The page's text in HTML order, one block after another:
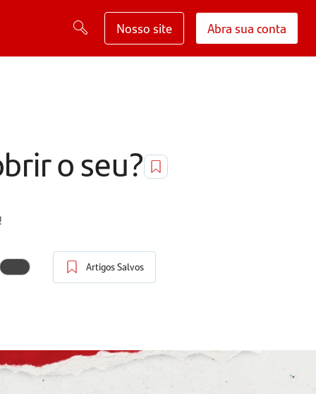
Nosso site Abra sua conta
o seu?
Artigos Salvos